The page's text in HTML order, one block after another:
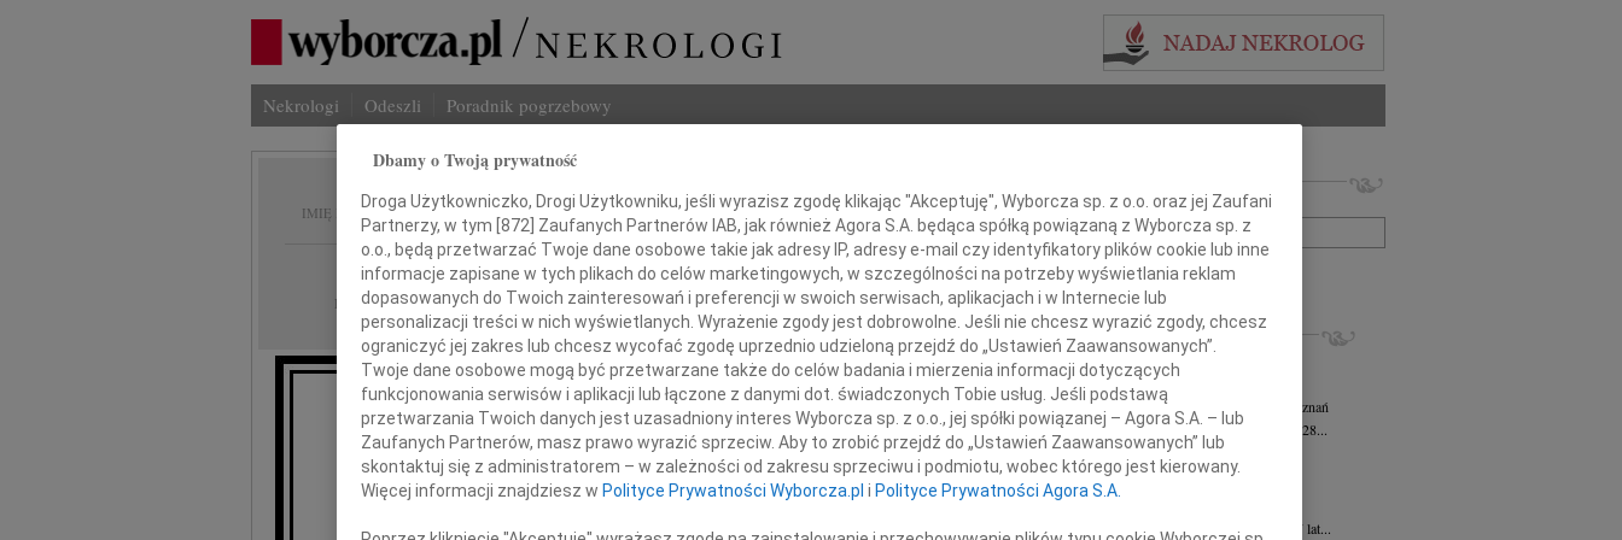
Nekrologi Odeszli Poradnik pogrzebowy
IMIĘ I NAZWISKO: Żaneta Woźniak
REGION: Poznań
DATA EMISJI: 23.09.2014
Z głębokim żalem zawiadamiamy, że 18 września 2014 roku
odeszła od nas kochana Córka, Żona, Mama, Siostra, Szwagierka i Ciocia
Imię i nazwisko lub numer ogłoszenia:
+ szukanie zaawansowane
INNE NEKROLOGI
Tadeusz Kotłowski 05.08.2026
Z ogromnym żalem i bólem w sercu...
Krystyna Kowandywiek: 93
Poznań
Z głębokim żalem zawiadamiamy, że w dniu 28...
Krystyna Janowicz
24.07.2026
"Pan jest Pasterzem moim, niczego mi nie...
Zbigniew Zygmunt
W dniu 9 lipca 2026 roku, zmarł w wieku 87 lat...
Dbamy o Twoją prywatność
Droga Użytkowniczko, Drogi Użytkowniku, jeśli wyrazisz zgodę klikając "Akceptuję", Wyborcza sp. z o.o. oraz jej Zaufani
Partnerzy, w tym [872] Zaufanych Partnerów IAB, jak również Agora S.A. będąca spółką powiązaną z Wyborcza sp. z
o.o., będą przetwarzać Twoje dane osobowe takie jak adresy IP, adresy e-mail czy identyfikatory plików cookie lub inne
informacje zapisane w tych plikach do celów marketingowych, w szczególności na potrzeby wyświetlania reklam
dopasowanych do Twoich zainteresowań i preferencji w swoich serwisach, aplikacjach i w Internecie lub
personalizacji treści w nich wyświetlanych. Wyrażenie zgody jest dobrowolne. Jeśli nie chcesz wyrazić zgody, chcesz
ograniczyć jej zakres lub chcesz wycofać zgodę uprzednio udzieloną przejdź do „Ustawień Zaawansowanych”.
Twoje dane osobowe mogą być przetwarzane także do celów badania i mierzenia informacji dotyczących
funkcjonowania serwisów i aplikacji lub łączone z danymi dot. świadczonych Tobie usług. Jeśli podstawą
przetwarzania Twoich danych jest uzasadniony interes Wyborcza sp. z o.o., jej spółki powiązanej – Agora S.A. – lub
Zaufanych Partnerów, masz prawo wyrazić sprzeciw. Aby to zrobić przejdź do „Ustawień Zaawansowanych” lub
skontaktuj się z administratorem – w zależności od zakresu sprzeciwu i podmiotu, wobec którego jest kierowany.
Więcej informacji znajdziesz w Polityce Prywatności Wyborcza.pl i Polityce Prywatności Agora S.A.